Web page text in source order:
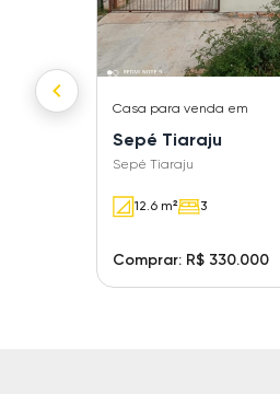
Casa para venda em
Sepé Tiaraju
Sepé Tiaraju
12.6 m² 3
Comprar: R$ 330.000